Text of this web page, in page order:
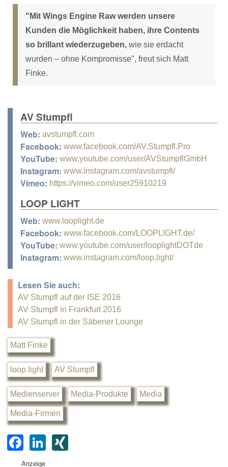
"Mit Wings Engine Raw werden unsere
Kunden die Möglichkeit haben, ihre Contents
so brillant wiederzugeben, wie sie erdacht
wurden – ohne Kompromisse", freut sich Matt
Finke.
AV Stumpfl
Web: avstumpfl.com
Facebook: www.facebook.com/AV.Stumpfl.Pro
YouTube: www.youtube.com/user/AVStumpflGmbH
Instagram: www.instagram.com/avstumpfl/
Vimeo: https://vimeo.com/user25910219
LOOP LIGHT
Web: www.looplight.de
Facebook: www.facebook.com/LOOPLIGHT.de/
YouTube: www.youtube.com/user/looplightDOTde
Instagram: www.instagram.com/loop.light/
Lesen Sie auch:
AV Stumpfl auf der ISE 2016
AV Stumpfl in Frankfurt 2016
AV Stumpfl in der Säbener Lounge
Matt Finke
loop light AV Stumpfl
Medienserver Media-Produkte Media
Media-Firmen
F
a
Li
Anzeige